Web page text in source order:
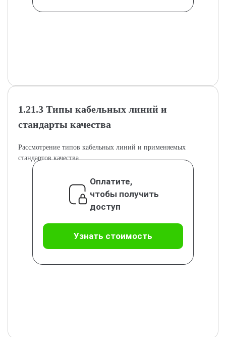
1.21.3 Типы кабельных линий и
стандарты качества
Рассмотрение типов кабельных линий и применяемых
стандартов качества.
Оплатите,
чтобы получить
доступ
Узнать стоимость